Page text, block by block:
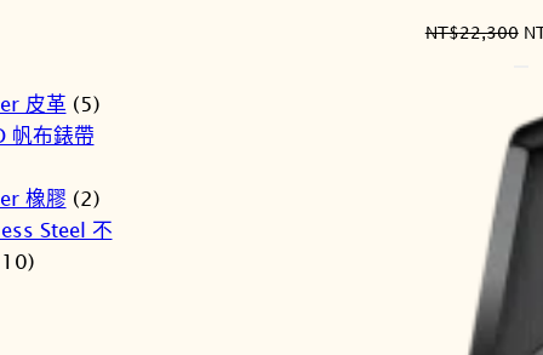
皮革 (5)
帆布錶帶
橡膠 (2)
Steel 不
NT$22,300 原